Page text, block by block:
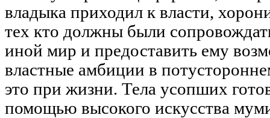
владыка приходил к власти,
тех кто должны были
иной мир и предоставить ему
властные амбиции в
это при жизни. Тела усопших
помощью высокого искусства